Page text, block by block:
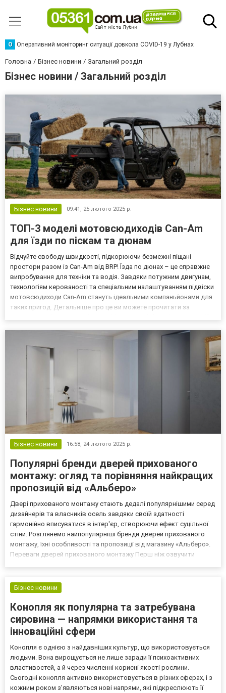
О Оперативний моніторинг ситуації довкола COVID-19 у Лубнах
Головна Бізнес новини Загальний розділ
Бізнес новини / Загальний розділ
Бізнес новини 09:41, 25 лютого 2025 р.
ТОП-3 моделі мотовсюдиходів Can-Am
для їзди по піскам та дюнам
Відчуйте свободу швидкості, підкорюючи безмежні піщані
простори разом із Can-Am від BRP! Їзда по дюнах – це справжнє
випробування для техніки та водія. Завдяки потужним двигунам,
технологіям керованості та спеціальним налаштуванням підвіски
мотовсюдиходи Can-Am стануть ідеальними компаньйонами для
таких пригод. Детальніше про це ви можете прочитати за
Бізнес новини 16:58, 24 лютого 2025 р.
Популярні бренди дверей прихованого
монтажу: огляд та порівняння найкращих
пропозицій від «Альберо»
Двері прихованого монтажу стають дедалі популярнішими серед
дизайнерів та власників осель завдяки своїй здатності
гармонійно вписуватися в інтер'єр, створюючи ефект суцільної
стіни. Розглянемо найпопулярніші бренди дверей прихованого
монтажу, їхні особливості та пропозиції від магазину «Альберо».
Переваги дверей прихованого монтажу Перш ніж озвучити
Бізнес новини
Конопля як популярна та затребувана
сировина — напрямки використання та
інноваційні сфери
Конопля є однією з найдавніших культур, що використовується
людьми. Вона вирощується не лише заради її психоактивних
властивостей, а й через численні корисні якості рослини.
Сьогодні конопля активно використовується в різних сферах, і з
кожним роком з’являються нові напрями, які підкреслюють її